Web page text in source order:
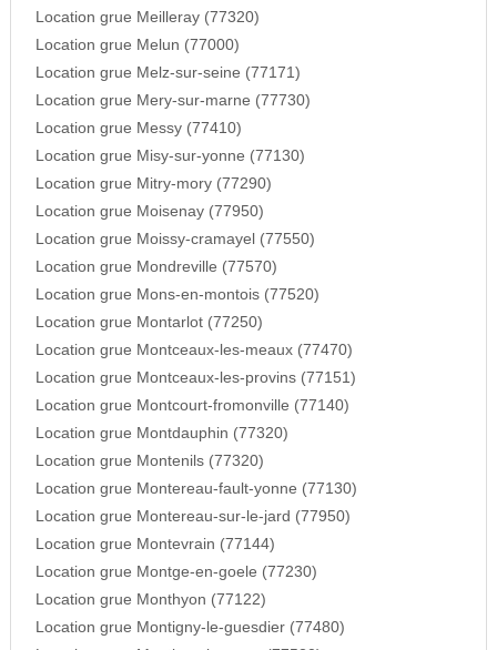
Location grue Meilleray (77320)
Location grue Melun (77000)
Location grue Melz-sur-seine (77171)
Location grue Mery-sur-marne (77730)
Location grue Messy (77410)
Location grue Misy-sur-yonne (77130)
Location grue Mitry-mory (77290)
Location grue Moisenay (77950)
Location grue Moissy-cramayel (77550)
Location grue Mondreville (77570)
Location grue Mons-en-montois (77520)
Location grue Montarlot (77250)
Location grue Montceaux-les-meaux (77470)
Location grue Montceaux-les-provins (77151)
Location grue Montcourt-fromonville (77140)
Location grue Montdauphin (77320)
Location grue Montenils (77320)
Location grue Montereau-fault-yonne (77130)
Location grue Montereau-sur-le-jard (77950)
Location grue Montevrain (77144)
Location grue Montge-en-goele (77230)
Location grue Monthyon (77122)
Location grue Montigny-le-guesdier (77480)